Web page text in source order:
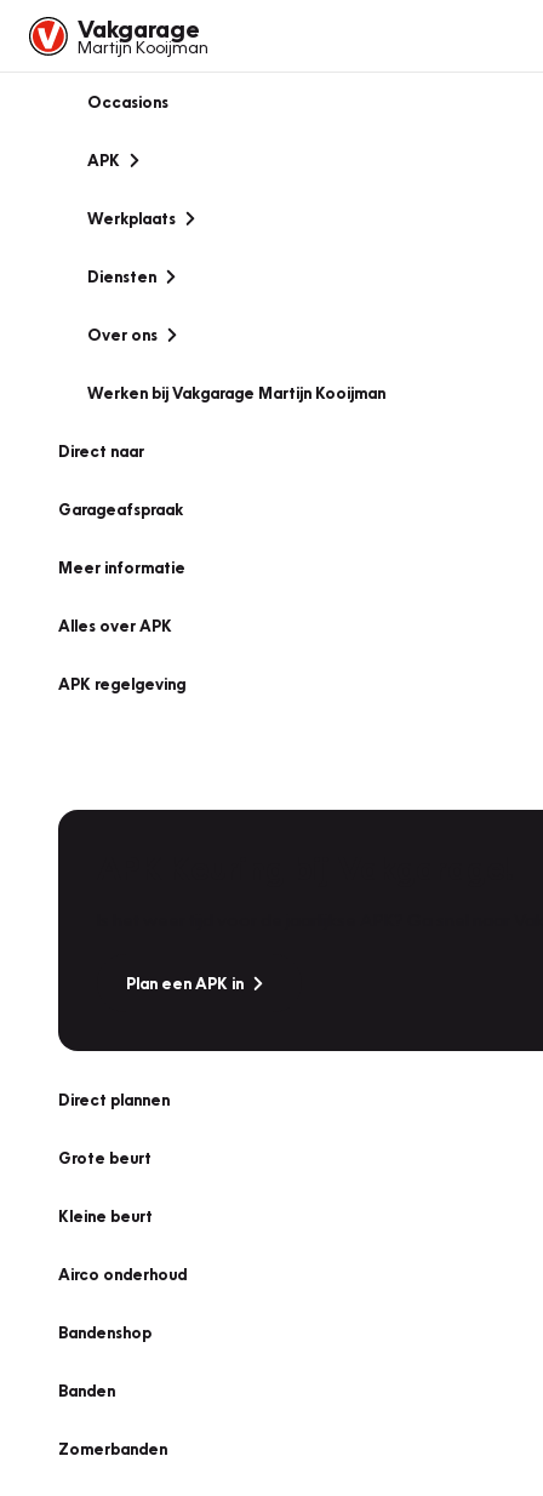
Vakgarage
Martijn Kooijman
Occasions
APK
Werkplaats
Diensten
Over ons
Werken bij Vakgarage Martijn Kooijman
Direct naar
Garageafspraak
Meer informatie
Alles over APK
APK regelgeving
Plan een APK in
Direct plannen
Grote beurt
Kleine beurt
Airco onderhoud
Bandenshop
Banden
Zomerbanden